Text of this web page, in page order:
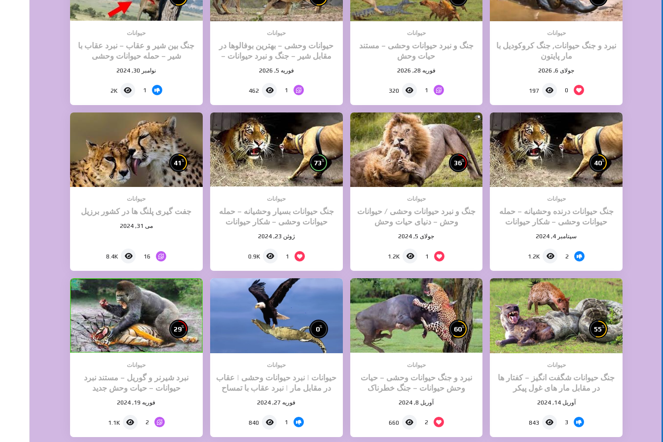
حیوانات
نبرد و جنگ حیوانات, جنگ کروکودیل با
مار پایتون
جولای 6, 2026
0
197
حیوانات
جنگ و نبرد حیوانات وحشی – مستند
حیات وحش
فوریه 28, 2026
1
320
حیوانات
حیوانات وحشی – بهترین بوفالوها در
مقابل شیر – جنگ و نبرد حیوانات –
فوریه 5, 2026
1
462
حیوانات
جنگ بین شیر و عقاب – نبرد عقاب با
شیر – حمله حیوانات وحشی
نوامبر 30, 2024
1
2K
40%
حیوانات
جنگ حیوانات درنده وحشیانه – حمله
حیوانات وحشی – شکار حیوانات
سپتامبر 4, 2024
2
1.2K
36%
حیوانات
جنگ و نبرد حیوانات وحشی / حیوانات
وحش – دنیای حیات وحش
جولای 5, 2024
1
1.2K
73%
حیوانات
جنگ حیوانات بسیار وحشیانه – حمله
حیوانات وحشی – شکار حیوانات
آپارات ژوئن 23, 2024
1
0.9K
41%
حیوانات
جفت گیری پلنگ ها در کشور برزیل
می 31, 2024
16
8.4K
55%
حیوانات
جنگ حیوانات شگفت انگیز – کفتار ها
در مقابل مار های غول پیکر
آوریل 14, 2024
3
843
60%
حیوانات
نبرد و جنگ حیوانات وحشی – حیات
وحش حیوانات – جنگ خطرناک
حیواناتآوریل 8, 2024
2
660
0%
حیوانات
حیوانات | نبرد حیوانات وحشی | عقاب
در مقابل مار | نبرد عقاب با تمساح
فوریه 27, 2024
1
840
29%
حیوانات
نبرد شیرنر و گوریل – مستند نبرد
حیوانات – حیات وحش جدید
فوریه 19, 2024
2
1.1K